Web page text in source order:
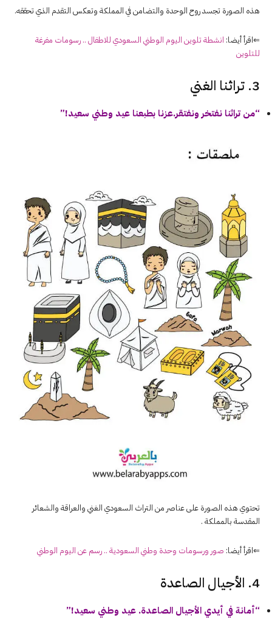
هذه الصورة تجسد روح الوحدة والتضامن في المملكة وتعكس التقدم الذي تحققه.
⇐اقرأ أيضا: انشطة تلوين اليوم الوطني السعودي للاطفال .. رسومات مفرغة
للتلوين
3. تراثنا الغني
“من تراثنا نفتخر ونفتقر.عزنا بطبعنا عيد وطني سعيد!”
تحتوي هذه الصورة على عناصر من التراث السعودي الغني والعراقة والشعائر
المقدسة بالمملكة .
⇐اقرأ أيضا: صور ورسومات وحدة وطني السعودية .. رسم عن اليوم الوطني
4. الأجيال الصاعدة
“أمانة في أيدي الأجيال الصاعدة. عيد وطني سعيد!”